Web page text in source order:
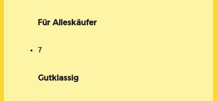
Für Alleskäufer
7
Gutklassig